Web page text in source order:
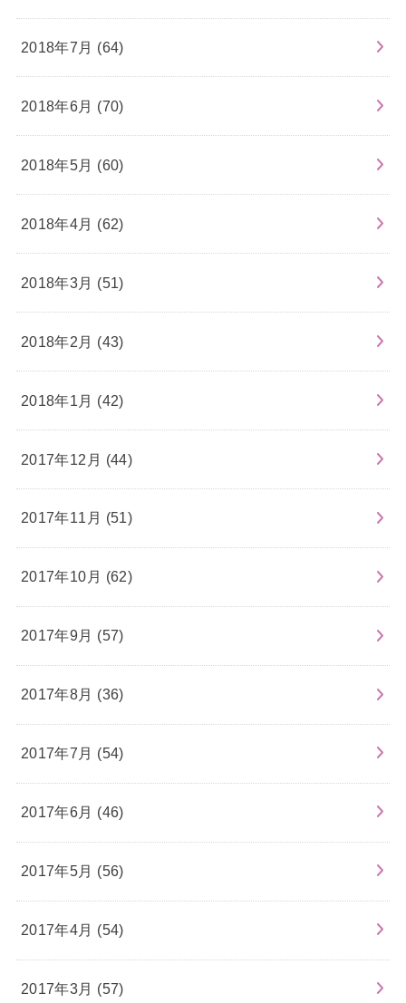
2018年7月 (64)
2018年6月 (70)
2018年5月 (60)
2018年4月 (62)
2018年3月 (51)
2018年2月 (43)
2018年1月 (42)
2017年12月 (44)
2017年11月 (51)
2017年10月 (62)
2017年9月 (57)
2017年8月 (36)
2017年7月 (54)
2017年6月 (46)
2017年5月 (56)
2017年4月 (54)
2017年3月 (57)